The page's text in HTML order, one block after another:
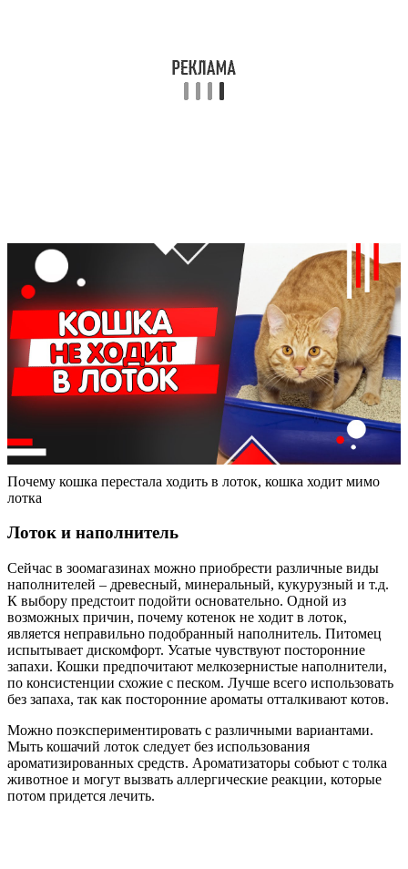
Почему кошка перестала ходить в лоток, кошка ходит мимо
лотка
Лоток и наполнитель
Сейчас в зоомагазинах можно приобрести различные виды
наполнителей – древесный, минеральный, кукурузный и т.д.
К выбору предстоит подойти основательно. Одной из
возможных причин, почему котенок не ходит в лоток,
является неправильно подобранный наполнитель. Питомец
испытывает дискомфорт. Усатые чувствуют посторонние
запахи. Кошки предпочитают мелкозернистые наполнители,
по консистенции схожие с песком. Лучше всего использовать
без запаха, так как посторонние ароматы отталкивают котов.
Можно поэкспериментировать с различными вариантами.
Мыть кошачий лоток следует без использования
ароматизированных средств. Ароматизаторы собьют с толка
животное и могут вызвать аллергические реакции, которые
потом придется лечить.